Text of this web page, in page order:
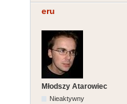
eru
Młodszy Atarowiec
Nieaktywny